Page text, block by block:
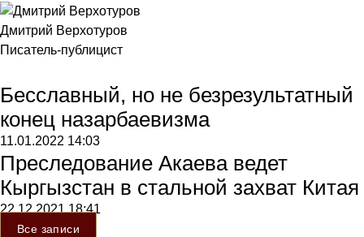
Дмитрий Верхотуров
Писатель-публицист
Бесславный, но не безрезультатный
конец назарбаевизма
11.01.2022 14:03
Преследование Акаева ведет
Кыргызстан в стальной захват Китая
22.12.202118:41
Все записи